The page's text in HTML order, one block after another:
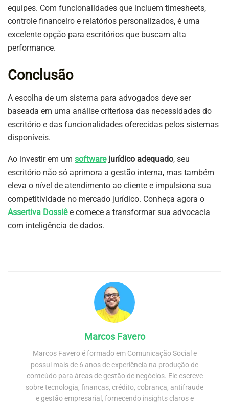
equipes. Com funcionalidades que incluem timesheets,
controle financeiro e relatórios personalizados, é uma
excelente opção para escritórios que buscam alta
performance.
Conclusão
A escolha de um sistema para advogados deve ser
baseada em uma análise criteriosa das necessidades do
escritório e das funcionalidades oferecidas pelos sistemas
disponíveis.
Ao investir em um softwarejurídico adequado, seu
escritório não só aprimora a gestão interna, mas também
eleva o nível de atendimento ao cliente e impulsiona sua
competitividade no mercado jurídico. Conheça agora o
Assertiva Dossiêe comece a transformar sua advocacia
com inteligência de dados.
Marcos Favero
Marcos Favero é formado em Comunicação Social e
possui mais de 6 anos de experiência na produção de
conteúdo para áreas de gestão de negócios. Ele escreve
sobre tecnologia, finanças, crédito, cobrança, antifraude
e gestão empresarial, fornecendo insights claros e